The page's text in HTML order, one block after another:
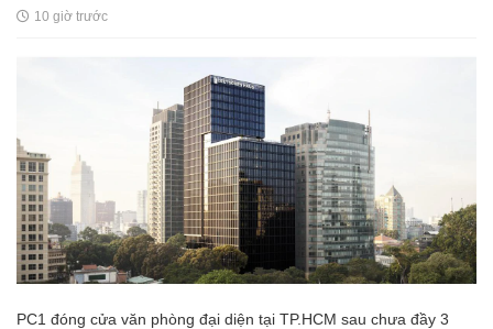
10 giờ trước
PC1 đóng cửa văn phòng đại diện tại TP.HCM sau chưa đầy 3